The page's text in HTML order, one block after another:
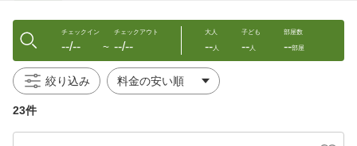
チェックイン
--/-- 〜
チェックアウト
--/--
大人
--人
子ども
--人
部屋数
--部屋
絞り込み
23件